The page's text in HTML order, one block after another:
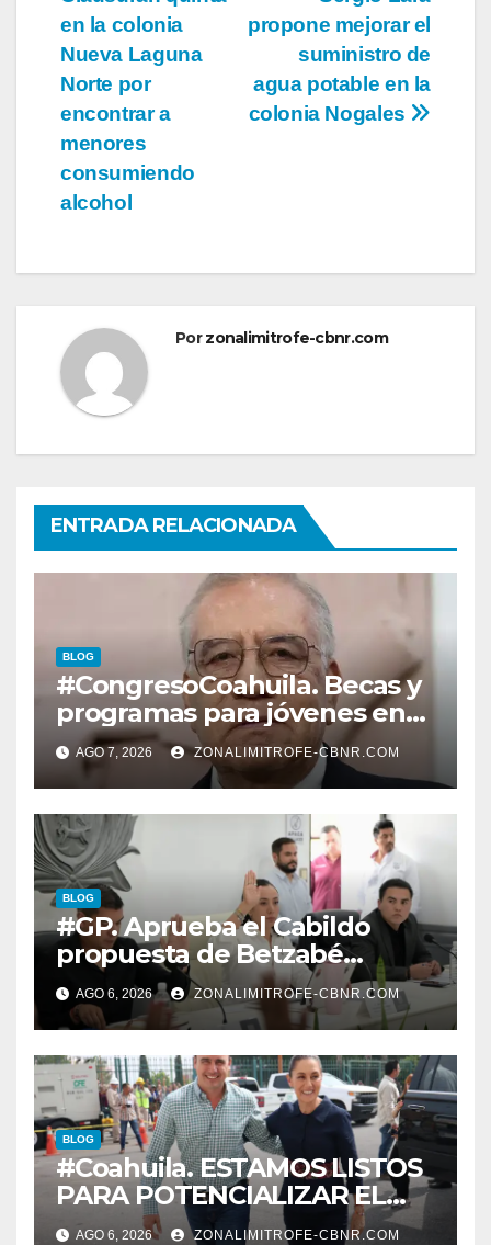
de
entradas
propone mejorar el
suministro de
agua potable en la
colonia Nogales
en la colonia
Nueva Laguna
Norte por
encontrar a
menores
consumiendo
alcohol
Porzonalimitrofe-cbnr.com
ENTRADA RELACIONADA
BLOG
#CongresoCoahuila. Becas y
programas para jóvenes en
áreas agropecuarias, plantea
Raúl Onofre
AGO 7, 2026 ZONALIMITROFE-CBNR.COM
BLOG
#GP. Aprueba el Cabildo
propuesta de Betzabé
Martínez para su primer
informe el día 20 de agosto a
las 11 de la mañana*
AGO 6, 2026 ZONALIMITROFE-CBNR.COM
BLOG
#Coahuila. ESTAMOS LISTOS
PARA POTENCIALIZAR EL
GAS COAHUILA: MANOLO
AGO 6, 2026 ZONALIMITROFE-CBNR.COM